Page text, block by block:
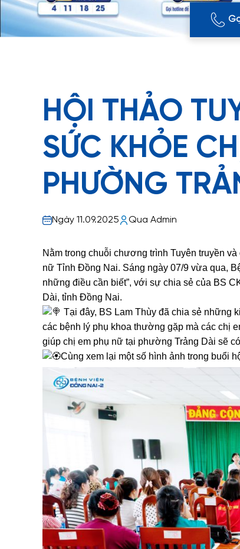
HỘI THẢO
SỨC KHỎE
PHƯỜNG
Ngày 11.09.2025 Qua Admin
Nằm trong chuỗi chương trình Tuyên truyền
nữ Tỉnh Đồng Nai. Sáng ngày 07/9 vừa qua,
những điều cần biết”, với sự chia sẻ của BS
Dài, tỉnh Đồng Nai.
Tại đây, BS Lam Thùy đã chia sẻ những
các bệnh lý phụ khoa thường gặp mà các chị
giúp chị em phụ nữ tại phường Trảng Dài sẽ
Cùng xem lại một số hình ảnh trong buổi